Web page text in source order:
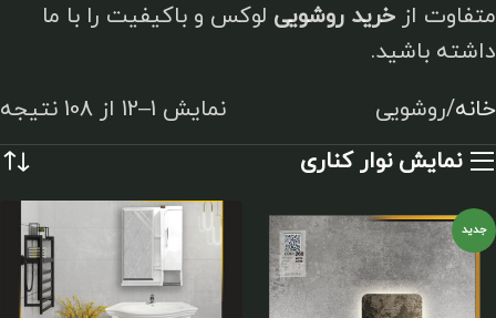
متفاوت از خرید روشویی لوکس و باکیفیت را با ما
داشته باشید.
خانه روشویی
نمایش 1–12 از 108 نتیجه
نمایش نوار کناری
جدید